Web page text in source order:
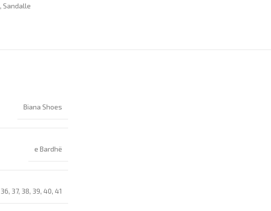
, Sandalle
Biana Shoes
e Bardhë
36, 37, 38, 39, 40, 41